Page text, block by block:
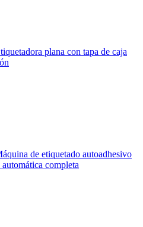
plana con tapa de caja
de etiquetado autoadhesivo
completa